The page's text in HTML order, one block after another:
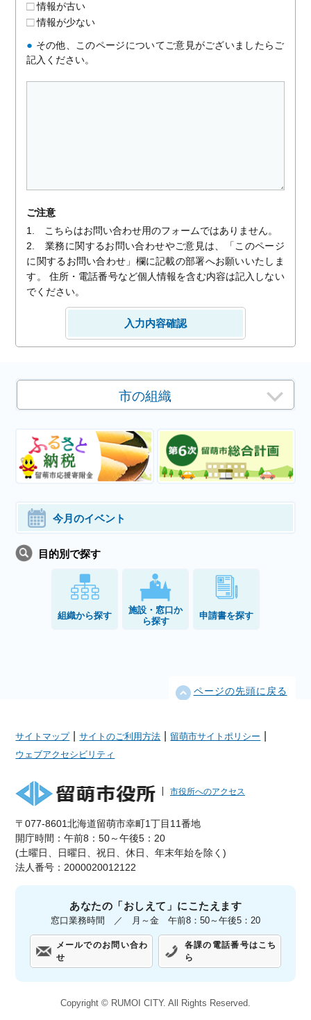
情報が古い
情報が少ない
● その他、このページについてご意見がございましたらご
記入ください。
ご注意
1. こちらはお問い合わせ用のフォームではありません。
2. 業務に関するお問い合わせやご意見は、「このページ
に関するお問い合わせ」欄に記載の部署へお願いいたしま
す。 住所・電話番号など個人情報を含む内容は記入しない
でください。
市の組織
今月のイベント
目的別で探す
組織から探す
施設・窓口か
ら探す
申請書を探す
ページの先頭に戻る
サイトマップ サイトのご利用方法 留萌市サイトポリシー
ウェブアクセシビリティ
市役所へのアクセス
〒077-8601北海道留萌市幸町1丁目11番地
開庁時間：午前8：50～午後5：20
(土曜日、日曜日、祝日、休日、年末年始を除く)
法人番号：2000020012122
あなたの「おしえて」にこたえます
窓口業務時間 ／ 月～金 午前8：50～午後5：20
メールでのお問い合わ
せ
各課の電話番号はこち
ら
Copyright © RUMOI CITY. All Rights Reserved.